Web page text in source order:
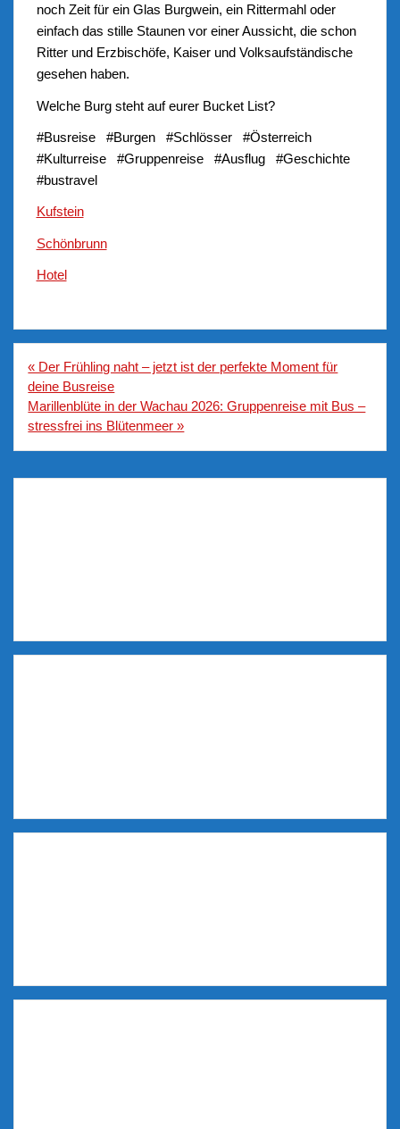
noch Zeit für ein Glas Burgwein, ein Rittermahl oder
einfach das stille Staunen vor einer Aussicht, die schon
Ritter und Erzbischöfe, Kaiser und Volksaufständische
gesehen haben.
Welche Burg steht auf eurer Bucket List?
#Busreise #Burgen #Schlösser #Österreich
#Kulturreise #Gruppenreise #Ausflug #Geschichte
#bustravel
Kufstein
Schönbrunn
Hotel
Beitragsnavigation
« Der Frühling naht – jetzt ist der perfekte Moment für
deine Busreise
Marillenblüte in der Wachau 2026: Gruppenreise mit Bus –
stressfrei ins Blütenmeer »